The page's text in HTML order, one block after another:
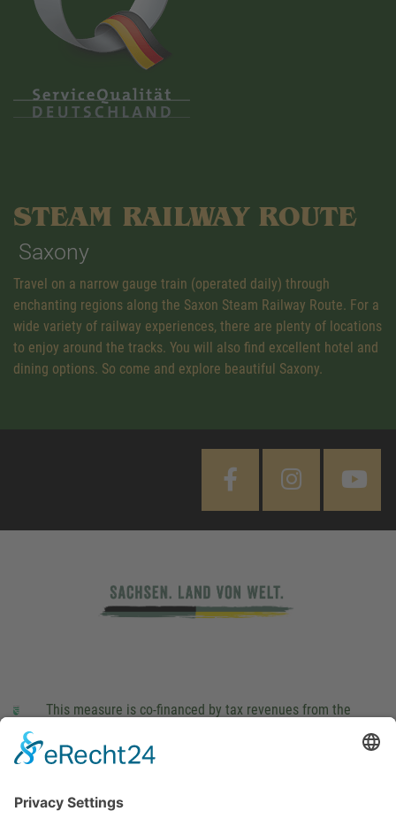
STEAM RAILWAY ROUTE
Saxony
Travel on a narrow gauge train (operated daily) through
enchanting regions along the Saxon Steam Railway Route. For a
wide variety of railway experiences, there are plenty of locations
to enjoy around the tracks. You will also find excellent hotel and
dining options. So come and explore beautiful Saxony.
This measure is co-financed by tax revenues from the
Landtag (parliament).